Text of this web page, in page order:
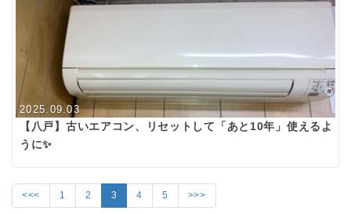
2025.09.03
【八戸】古いエアコン、リセットして「あと10年」使えるよ
うに✨
<<< 1 2 3 4 5 >>>